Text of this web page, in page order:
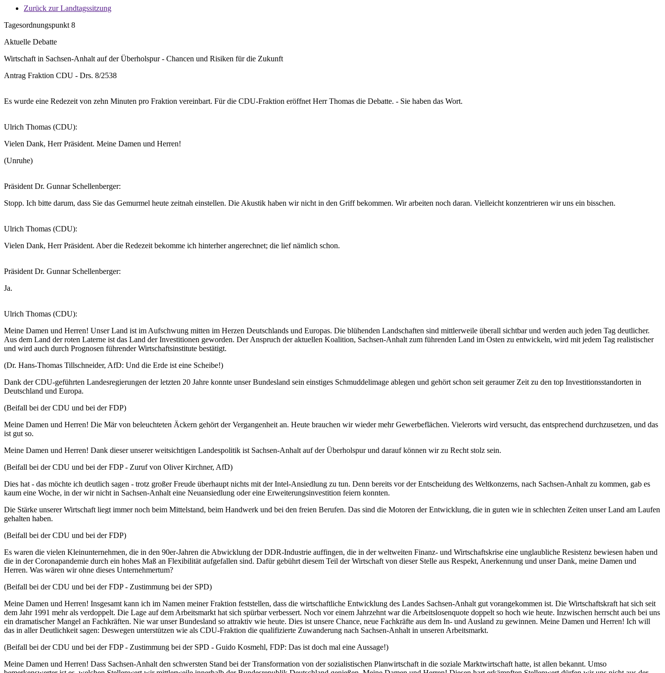
Zurück zur Landtagssitzung
Tagesordnungspunkt 8
Aktuelle Debatte
Wirtschaft in Sachsen-Anhalt auf der Überholspur - Chancen und Risiken für die Zukunft
Antrag Fraktion CDU - Drs. 8/2538
Es wurde eine Redezeit von zehn Minuten pro Fraktion vereinbart. Für die CDU-Fraktion eröffnet Herr Thomas die Debatte. - Sie haben das Wort.
Ulrich Thomas (CDU):
Vielen Dank, Herr Präsident. Meine Damen und Herren!
(Unruhe)
Präsident Dr. Gunnar Schellenberger:
Stopp. Ich bitte darum, dass Sie das Gemurmel heute zeitnah einstellen. Die Akustik haben wir nicht in den Griff bekommen. Wir arbeiten noch daran. Vielleicht konzentrieren wir uns ein bisschen.
Ulrich Thomas (CDU):
Vielen Dank, Herr Präsident. Aber die Redezeit bekomme ich hinterher angerechnet; die lief nämlich schon.
Präsident Dr. Gunnar Schellenberger:
Ja.
Ulrich Thomas (CDU):
Meine Damen und Herren! Unser Land ist im Aufschwung mitten im Herzen Deutschlands und Europas. Die blühenden Landschaften sind mittlerweile überall sichtbar und werden auch jeden Tag deutlicher.
Aus dem Land der roten Laterne ist das Land der Investitionen geworden. Der Anspruch der aktuellen Koalition, Sachsen-Anhalt zum führenden Land im Osten zu entwickeln, wird mit jedem Tag realistischer
und wird auch durch Prognosen führender Wirtschaftsinstitute bestätigt.
(Dr. Hans-Thomas Tillschneider, AfD: Und die Erde ist eine Scheibe!)
Dank der CDU-geführten Landesregierungen der letzten 20 Jahre konnte unser Bundesland sein einstiges Schmuddelimage ablegen und gehört schon seit geraumer Zeit zu den top Investitionsstandorten in
Deutschland und Europa.
(Beifall bei der CDU und bei der FDP)
Meine Damen und Herren! Die Mär von beleuchteten Äckern gehört der Vergangenheit an. Heute brauchen wir wieder mehr Gewerbeflächen. Vielerorts wird versucht, das entsprechend durchzusetzen, und das
ist gut so.
Meine Damen und Herren! Dank dieser unserer weitsichtigen Landespolitik ist Sachsen-Anhalt auf der Überholspur und darauf können wir zu Recht stolz sein.
(Beifall bei der CDU und bei der FDP - Zuruf von Oliver Kirchner, AfD)
Dies hat - das möchte ich deutlich sagen - trotz großer Freude überhaupt nichts mit der Intel-Ansiedlung zu tun. Denn bereits vor der Entscheidung des Weltkonzerns, nach Sachsen-Anhalt zu kommen, gab es
kaum eine Woche, in der wir nicht in Sachsen-Anhalt eine Neuansiedlung oder eine Erweiterungsinvestition feiern konnten.
Die Stärke unserer Wirtschaft liegt immer noch beim Mittelstand, beim Handwerk und bei den freien Berufen. Das sind die Motoren der Entwicklung, die in guten wie in schlechten Zeiten unser Land am Laufen
gehalten haben.
(Beifall bei der CDU und bei der FDP)
Es waren die vielen Kleinunternehmen, die in den 90er-Jahren die Abwicklung der DDR-Industrie auffingen, die in der weltweiten Finanz- und Wirtschaftskrise eine unglaubliche Resistenz bewiesen haben und
die in der Coronapandemie durch ein hohes Maß an Flexibilität aufgefallen sind. Dafür gebührt diesem Teil der Wirtschaft von dieser Stelle aus Respekt, Anerkennung und unser Dank, meine Damen und
Herren. Was wären wir ohne dieses Unternehmertum?
(Beifall bei der CDU und bei der FDP - Zustimmung bei der SPD)
Meine Damen und Herren! Insgesamt kann ich im Namen meiner Fraktion feststellen, dass die wirtschaftliche Entwicklung des Landes Sachsen-Anhalt gut vorangekommen ist. Die Wirtschaftskraft hat sich seit
dem Jahr 1991 mehr als verdoppelt. Die Lage auf dem Arbeitsmarkt hat sich spürbar verbessert. Noch vor einem Jahrzehnt war die Arbeitslosenquote doppelt so hoch wie heute. Inzwischen herrscht auch bei uns
ein dramatischer Mangel an Fachkräften. Nie war unser Bundesland so attraktiv wie heute. Dies ist unsere Chance, neue Fachkräfte aus dem In- und Ausland zu gewinnen. Meine Damen und Herren! Ich will
das in aller Deutlichkeit sagen: Deswegen unterstützen wie als CDU-Fraktion die qualifizierte Zuwanderung nach Sachsen-Anhalt in unseren Arbeitsmarkt.
(Beifall bei der CDU und bei der FDP - Zustimmung bei der SPD - Guido Kosmehl, FDP: Das ist doch mal eine Aussage!)
Meine Damen und Herren! Dass Sachsen-Anhalt den schwersten Stand bei der Transformation von der sozialistischen Planwirtschaft in die soziale Marktwirtschaft hatte, ist allen bekannt. Umso